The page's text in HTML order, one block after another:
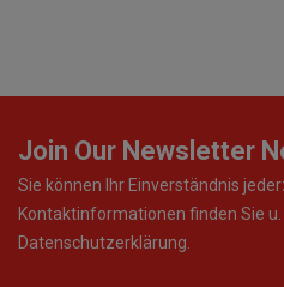
Join Our Newsletter
Sie können Ihr Einverständnis
Kontaktinformationen finden Sie u.
Datenschutzerklärung.